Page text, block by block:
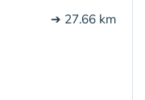
➔ 27.66 km